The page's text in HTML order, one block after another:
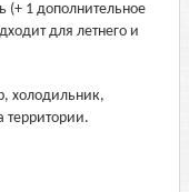
(+ 1 дополнительное
для летнего и
холодильник,
территории.